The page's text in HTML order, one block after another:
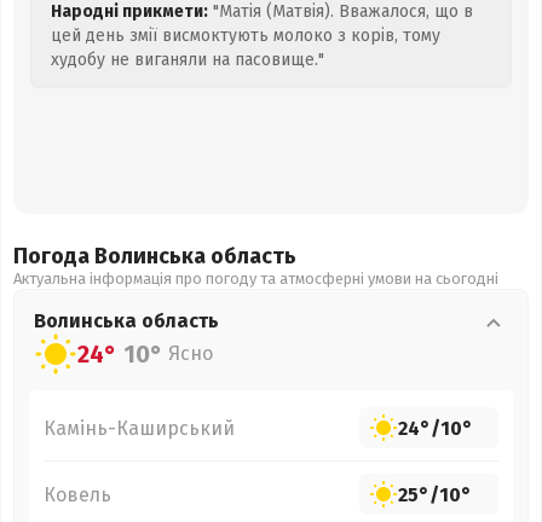
Народні прикмети: "Матія (Матвія). Вважалося, що в
цей день змії висмоктують молоко з корів, тому
худобу не виганяли на пасовище."
Погода Волинська область
Актуальна інформація про погоду та атмосферні умови на сьогодні
Волинська область
24° 10° Ясно
Камінь-Каширський 24°/10°
Ковель 25°/10°